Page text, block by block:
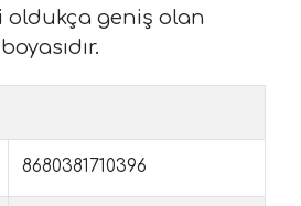
oldukça geniş olan
8680381710396